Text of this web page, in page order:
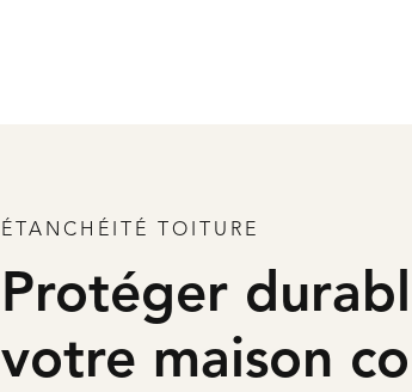
ÉTANCHÉITÉ TOITURE
Protéger
votre maison